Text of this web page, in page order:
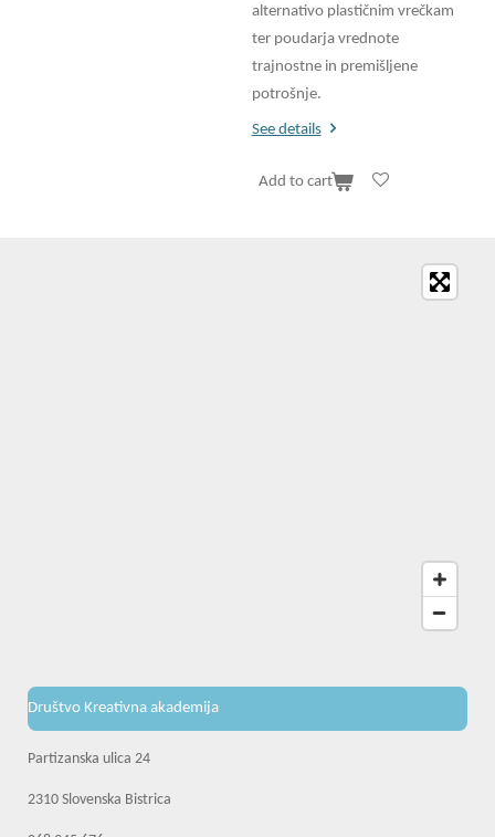
alternativo plastičnim vrečkam
ter poudarja vrednote
trajnostne in premišljene
potrošnje.
See details
Add to cart
Društvo Kreativna akademija
Partizanska ulica 24
2310 Slovenska Bistrica